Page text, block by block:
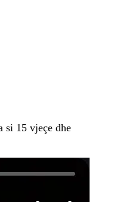
si 15 vjeçe dhe